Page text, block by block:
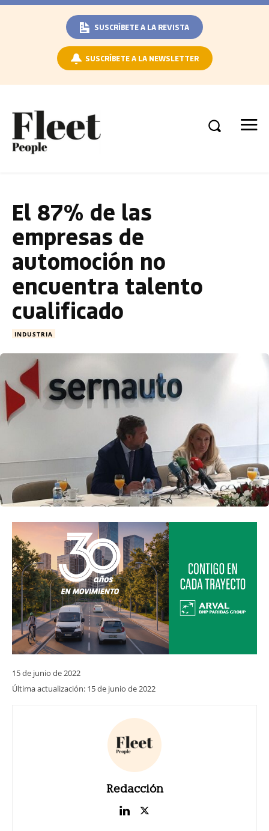
SUSCRÍBETE A LA REVISTA
SUSCRÍBETE A LA NEWSLETTER
El 87% de las
empresas de
automoción no
encuentra talento
cualificado
INDUSTRIA
15 de junio de 2022
Última actualización: 15 de junio de 2022
Redacción